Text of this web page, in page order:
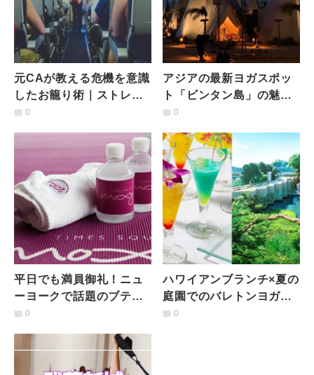
元CAが教える危機を意識
したお籠り術｜ストレス
環境に負けない＆免疫力
0
アジアの最新ヨガスポッ
ト「ビンタン島」の魅力
＃ここではないどこかへ
0
平日でも満員御礼！ニュ
ーヨークで話題のブティ
ック・ホテルが主催する
0
ハワイアンブランチ×夏の
庭園でのバレトンヨガで
ヘルシーな1日を【8/26開
0